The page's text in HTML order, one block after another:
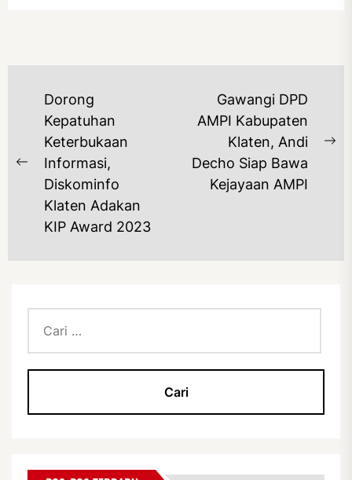
NAVIGASI
POS
Previous
post:
Dorong
Kepatuhan
Keterbukaan
Informasi,
Diskominfo
Klaten Adakan
KIP Award 2023
Gawangi DPD
AMPI Kabupaten
Klaten, Andi
Decho Siap Bawa
Kejayaan AMPI
untuk: